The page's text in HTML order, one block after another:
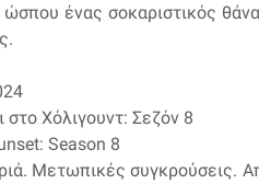
ένας σοκαριστικός
στο Χόλιγουντ: Σεζόν 8
Season 8
Μετωπικές συγκρούσεις.